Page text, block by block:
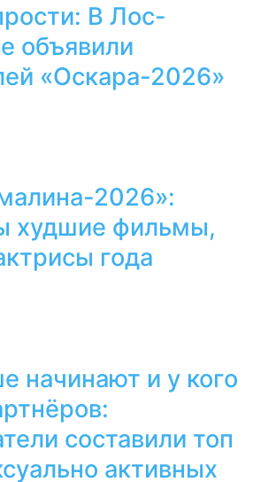
В Лос-
объявили
«Оскара-2026»
2026»:
худшие фильмы,
года
начинают и у кого
составили топ
активных